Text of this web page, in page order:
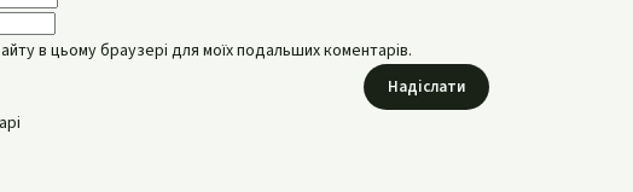
в цьому браузері для моїх подальших коментарів.
Надіслати